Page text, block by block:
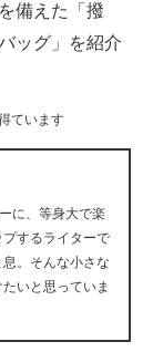
備えた「撥
グ」を紹介
ています
に、等身大で楽
するライターで
。そんな小さな
いと思っていま